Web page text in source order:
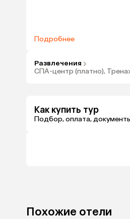
Подробнее
Развлечения
СПА-центр (платно),
Как купить тур
Подбор, оплата,
Похожие отели